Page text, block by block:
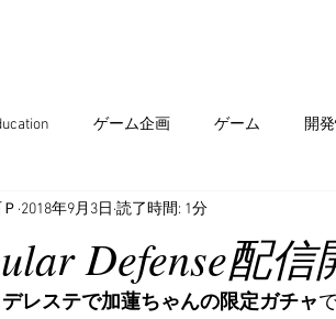
ゲーム企画 ゲーム 開
Photoshop 新製品情報
Defense配
2018年9月3日 読了時間: 1分
デレステで加蓮ちゃんの限定ガチャ